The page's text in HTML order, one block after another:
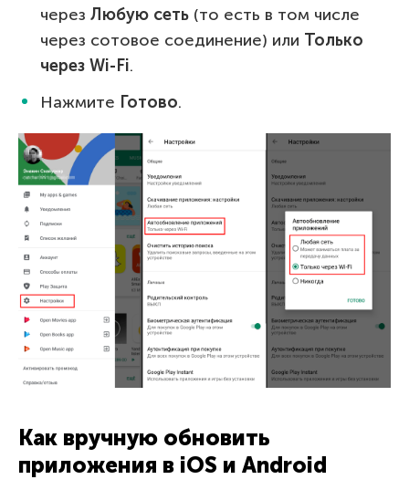
через Любую сеть (то есть в том числе
через сотовое соединение) или Только
через Wi-Fi.
Нажмите Готово.
Как вручную обновить
приложения в iOS и Android